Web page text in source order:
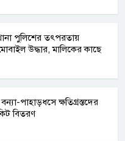
পুলিশের তৎপরতায়
উদ্ধার, মালিকের কাছে
পাহাড়ধসে ক্ষতিগ্রস্তদের
বিতরণ